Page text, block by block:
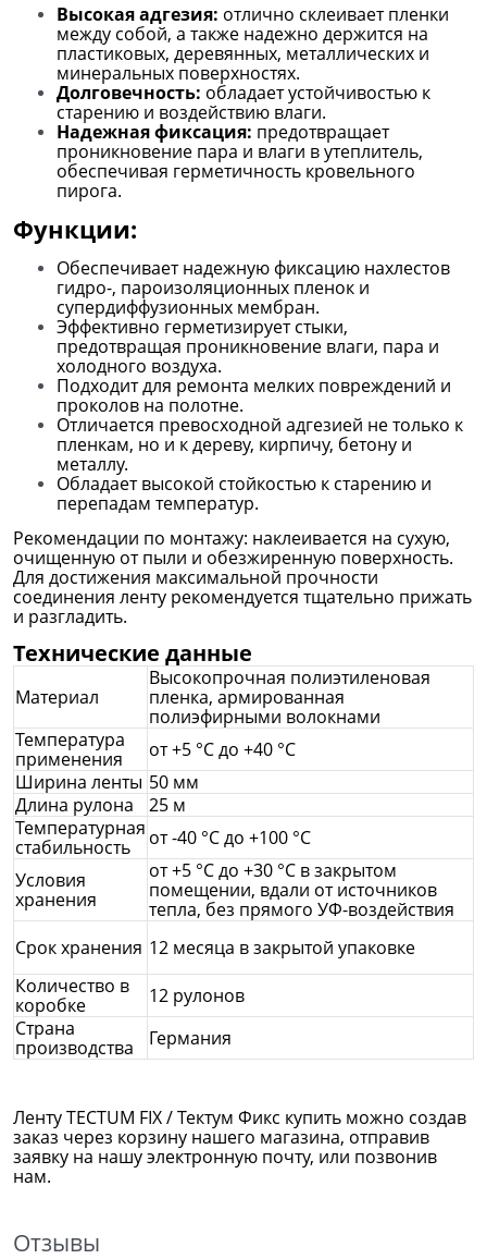
Высокая адгезия: отлично склеивает пленки
между собой, а также надежно держится на
пластиковых, деревянных, металлических и
минеральных поверхностях.
Долговечность: обладает устойчивостью к
старению и воздействию влаги.
Надежная фиксация: предотвращает
проникновение пара и влаги в утеплитель,
обеспечивая герметичность кровельного
пирога.
Функции:
Обеспечивает надежную фиксацию нахлестов
гидро-, пароизоляционных пленок и
супердиффузионных мембран.
Эффективно герметизирует стыки,
предотвращая проникновение влаги, пара и
холодного воздуха.
Подходит для ремонта мелких повреждений и
проколов на полотне.
Отличается превосходной адгезией не только к
пленкам, но и к дереву, кирпичу, бетону и
металлу.
Обладает высокой стойкостью к старению и
перепадам температур.
Рекомендации по монтажу: наклеивается на сухую,
очищенную от пыли и обезжиренную поверхность.
Для достижения максимальной прочности
соединения ленту рекомендуется тщательно прижать
и разгладить.
Технические данные
Материал
Высокопрочная полиэтиленовая
пленка, армированная
полиэфирными волокнами
Температура
применения
от +5 °C до +40 °C
Ширина ленты 50 мм
Длина рулона
25 м
Температурная
стабильность
от -40 °C до +100 °C
Условия
хранения
от +5 °С до +30 °С в закрытом
помещении, вдали от источников
тепла, без прямого УФ-воздействия
Срок хранения 12 месяца в закрытой упаковке
Количество в
коробке
12 рулонов
Страна
производства
Германия
Ленту TECTUM FIX / Тектум Фикс купить можно создав
заказ через корзину нашего магазина, отправив
заявку на нашу электронную почту, или позвонив
нам.
Отзывы